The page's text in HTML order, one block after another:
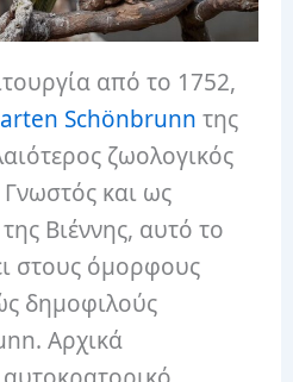
από το 1752,
Schönbrunn της
ζωολογικός
και ως
Βιέννης, αυτό το
στους όμορφους
δημοφιλούς
Αρχικά